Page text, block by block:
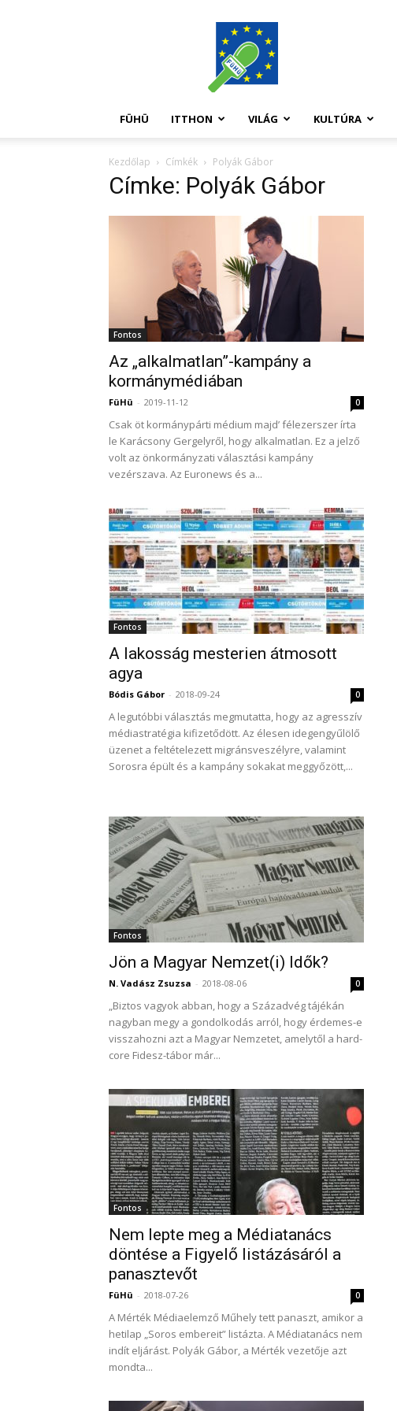
FüHü
FÜHÜ ITTHON VILÁG KULTÚRA
Kezdőlap Címkék Polyák Gábor
Címke: Polyák Gábor
Fontos
Az „alkalmatlan”-kampány a
kormánymédiában
FüHü - 2019-11-12 0
Csak öt kormánypárti médium majd’ félezerszer írta
le Karácsony Gergelyről, hogy alkalmatlan. Ez a jelző
volt az önkormányzati választási kampány
vezérszava. Az Euronews és a...
Fontos
A lakosság mesterien átmosott
agya
Bódis Gábor - 2018-09-24 0
A legutóbbi választás megmutatta, hogy az agresszív
médiastratégia kifizetődött. Az élesen idegengyűlölő
üzenet a feltételezett migránsveszélyre, valamint
Sorosra épült és a kampány sokakat meggyőzött,...
Fontos
Jön a Magyar Nemzet(i) Idők?
N. Vadász Zsuzsa - 2018-08-06 0
„Biztos vagyok abban, hogy a Századvég tájékán
nagyban megy a gondolkodás arról, hogy érdemes-e
visszahozni azt a Magyar Nemzetet, amelytől a hard-
core Fidesz-tábor már...
Fontos
Nem lepte meg a Médiatanács
döntése a Figyelő listázásáról a
panasztevőt
FüHü - 2018-07-26 0
A Mérték Médiaelemző Műhely tett panaszt, amikor a
hetilap „Soros embereit” listázta. A Médiatanács nem
indít eljárást. Polyák Gábor, a Mérték vezetője azt
mondta...